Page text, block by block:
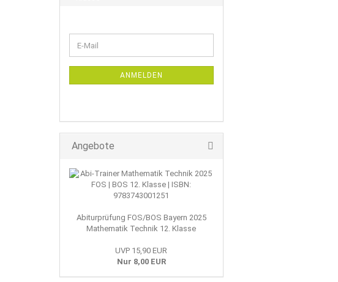
ZUR
E-
Mail
ANMELDEN
Angebote
Abiturprüfung FOS/BOS Bayern 2025
Mathematik Technik 12. Klasse
UVP 15,90 EUR
Nur 8,00 EUR